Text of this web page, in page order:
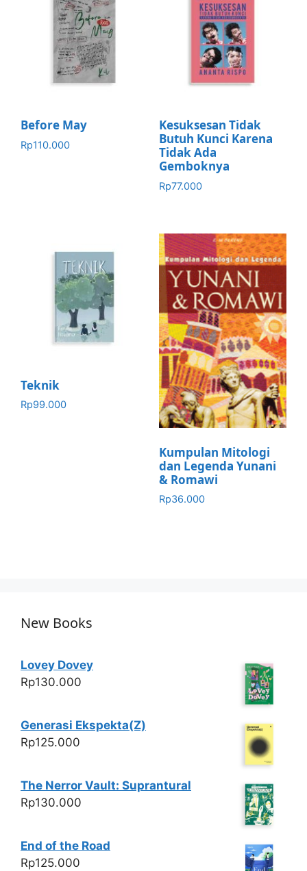
Before May
Rp110.000
Kesuksesan Tidak
Butuh Kunci Karena
Tidak Ada
Gemboknya
Rp77.000
Teknik
Rp99.000
Kumpulan Mitologi
dan Legenda Yunani
& Romawi
Rp36.000
New Books
Lovey Dovey
Rp130.000
Generasi Ekspekta(Z)
Rp125.000
The Nerror Vault: Suprantural
Rp130.000
End of the Road
Rp125.000